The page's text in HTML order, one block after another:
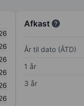
Afkast
År til dato (ÅTD)
1 år
3 år